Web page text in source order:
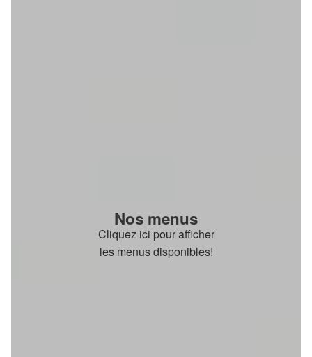
Nos menus
Cliquez ici pour afficher
les menus disponibles!